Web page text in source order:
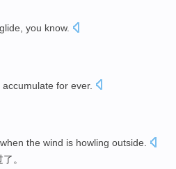
, you know.
accumulate for ever.
when the wind is howling outside.
。